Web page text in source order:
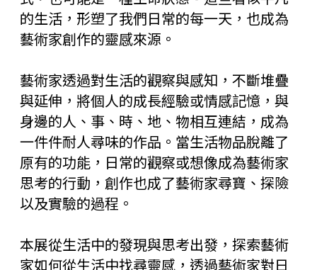
的生活，形塑了我們日常的每一天，也成為
藝術家創作的靈感來源。
藝術家透過對生活的觀察與感知，不斷堆疊
與延伸，將個人的成長經驗或情感記憶，與
身邊的人、事、時、地、物相互連結，成為
一件件耐人尋味的作品。當生活物品脫離了
原有的功能，日常的觀察或想像成為藝術家
思考的行動，創作也成了藝術家尋寶、探險
以及實驗的過程。
本展從生活中的發現與思考出發，探索藝術
家如何從生活中找尋靈感，透過藝術家對日